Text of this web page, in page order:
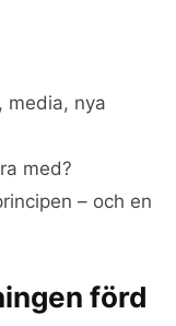
media, nya
med?
– och en
förd